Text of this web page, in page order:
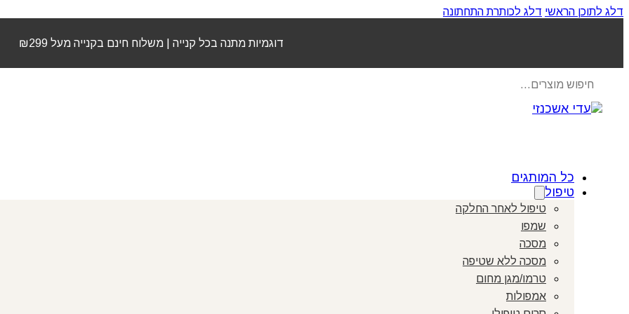
דלג לתוכן הראשי דלג לכותרת התחתונה
דוגמיות מתנה בכל קנייה | משלוח חינם בקנייה מעל ₪299
search
כל המותגים
טיפול
טיפול לאחר החלקה
שמפו
מסכה
מסכה ללא שטיפה
טרמו/מגן מחום
אמפולות